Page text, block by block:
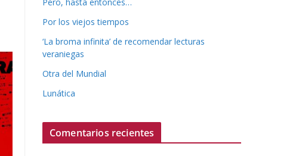
Por los viejos tiempos
‘La broma infinita’ de recomendar lecturas
veraniegas
Otra del Mundial
Lunática
Comentarios recientes